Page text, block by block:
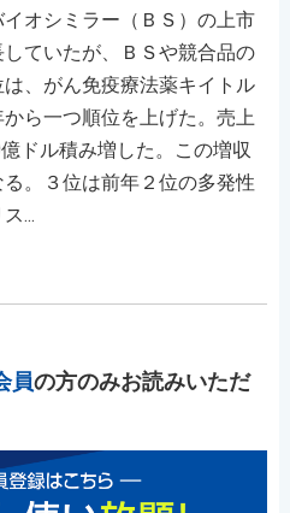
オシミラー（ＢＳ）の上市
ていたが、ＢＳや競合品の
、がん免疫療法薬キイトル
ら一つ順位を上げた。売上
ドル積み増した。この増収
。３位は前年２位の多発性
...
員の方のみお読みいただ